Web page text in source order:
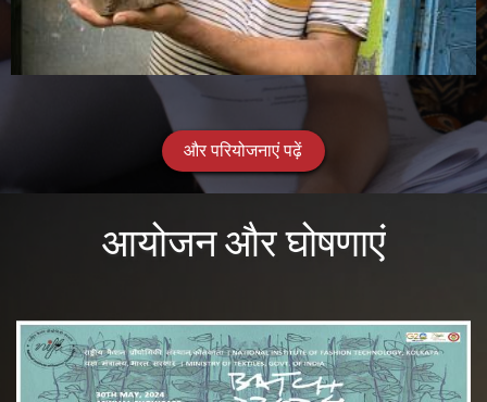
और परियोजनाएं पढ़ें
आयोजन और घोषणाएं